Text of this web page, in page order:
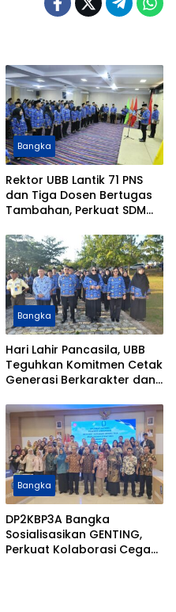
Bangka
Rektor UBB Lantik 71 PNS
dan Tiga Dosen Bertugas
Tambahan, Perkuat SDM
Bangka
Hari Lahir Pancasila, UBB
Teguhkan Komitmen Cetak
Generasi Berkarakter dan
Bangka
DP2KBP3A Bangka
Sosialisasikan GENTING,
Perkuat Kolaborasi Cegah